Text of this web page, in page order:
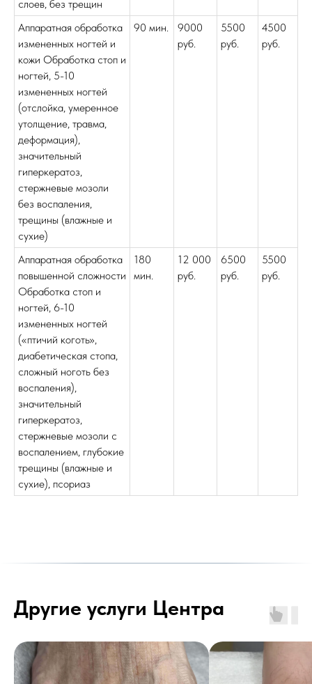
слоев, без трещин
Аппаратная обработка
измененных ногтей и
кожи Обработка стоп и
ногтей, 5-10
измененных ногтей
(отслойка, умеренное
утолщение, травма,
деформация),
значительный
гиперкератоз,
стержневые мозоли
без воспаления,
трещины (влажные и
сухие)
90 мин.
9000
руб.
5500
руб.
4500
руб.
Аппаратная обработка
повышенной сложности
Обработка стоп и
ногтей, 6-10
измененных ногтей
(«птичий коготь»,
диабетическая стопа,
сложный ноготь без
воспаления),
значительный
гиперкератоз,
стержневые мозоли с
воспалением, глубокие
трещины (влажные и
сухие), псориаз
180
мин.
12 000
руб.
6500
руб.
5500
руб.
Другие услуги Центра